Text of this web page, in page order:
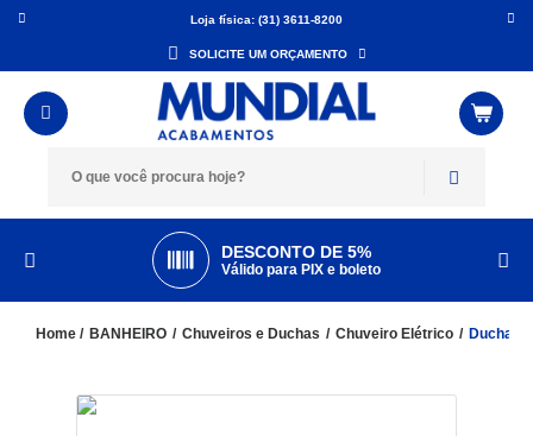
Loja física: (31) 3611-8200
SOLICITE UM ORÇAMENTO
DESCONTO DE 5%
Válido para PIX e boleto
BANHEIRO Chuveiros e Duchas Chuveiro Elétrico Ducha